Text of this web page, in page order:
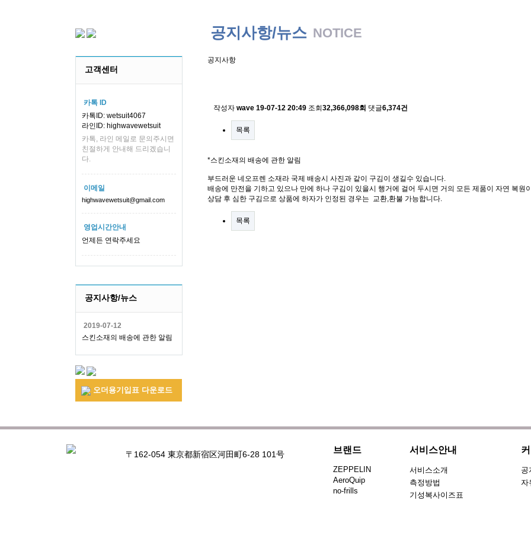
고객센터
카톡 ID
카톡ID: wetsuit4067
라인ID: highwavewetsuit
카톡, 라인 메일로 문의주시면
친절하게 안내해 드리겠습니
다.
이메일
highwavewetsuit@gmail.com
영업시간안내
언제든 연락주세요
공지사항/뉴스
2019-07-12
스킨소재의 배송에 관한 알림
오더용기입표 다운로드
공지사항/뉴스 NOTICE
공지사항
작성자 wave 19-07-12 20:49 조회 32,366,098회 댓글6,374건
목록
*스킨소재의 배송에 관한 알림
부드러운 네오프렌 소재라 국제 배송시 사진과 같이 구김이 생길수 있습니다.
배송에 만전을 기하고 있으나 만에 하나 구김이 있을시 행거에 걸어 두시면 거의 모든 제품이 자연 복원
상담 후 심한 구김으로 상품에 하자가 인정된 경우는 교환,환불 가능합니다.
목록
〒162-054 東京都新宿区河田町6-28 101号 브랜드
ZEPPELIN
AeroQuip
no-frills
서비스안내
서비스소개
측정방법
기성복사이즈표
공
자